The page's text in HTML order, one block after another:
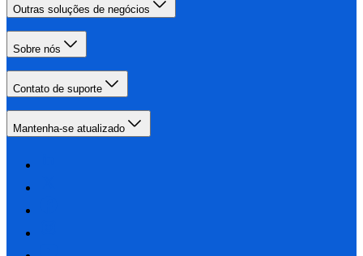
Outras soluções de negócios
Sobre nós
Contato de suporte
Mantenha-se atualizado